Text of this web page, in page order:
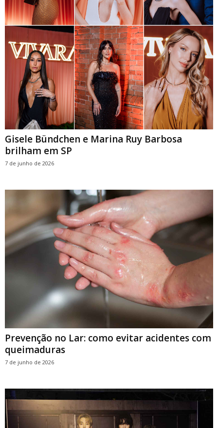
Gisele Bündchen e Marina Ruy Barbosa
brilham em SP
7 de junho de 2026
Prevenção no Lar: como evitar acidentes com
queimaduras
7 de junho de 2026